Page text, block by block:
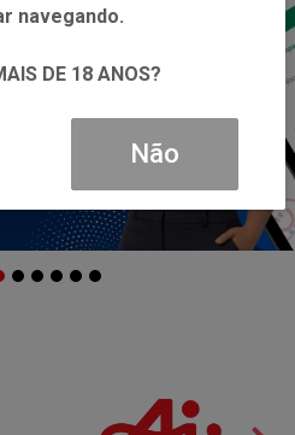
navegando.
DE 18 ANOS?
Não